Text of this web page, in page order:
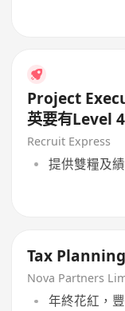
Project
英要有Level
Recruit Express
提供雙糧及
Tax
Nova Partners
年終花紅，